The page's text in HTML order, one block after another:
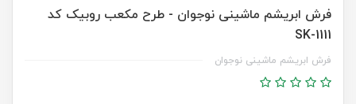
فرش ابریشم ماشینی نوجوان - طرح مکعب روبیک کد
SK-1111
فرش ابریشم ماشینی نوجوان